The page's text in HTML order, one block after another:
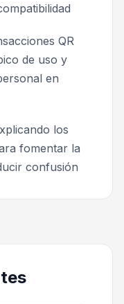
QR
de uso y
en
los
fomentar la
confusión